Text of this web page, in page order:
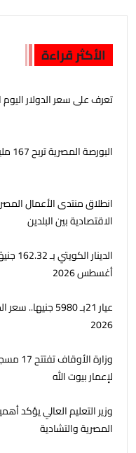
الأكثر قراءة
تعرف على سعر الدولار اليوم الجمعة 7
البورصة المصرية تربح 167 مليار جنيه خلال الأسبوع الماضى
انطلاق منتدى الأعمال
الاقتصادية بين البلدين
أغسطس 2026
2026
وزارة
لإعمار بيوت الله
وزير التعليم العالي يؤكد
المصرية والتشادية